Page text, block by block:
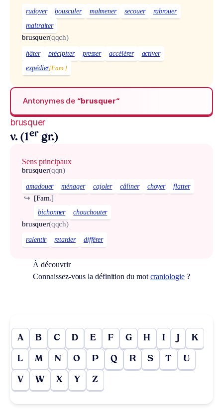
rudoyer bousculer malmener secouer
rabrouer
maltraiter
brusquer(qqch)
hâter précipiter presser accélérer
activer
expédier[Fam.]
Antonymes de “brusquer“
brusquer
v. (1er gr.)
Sens principaux
brusquer(qqn)
amadouer ménager cajoler câliner choyer flatter
[Fam.]
↪
bichonner chouchouter
brusquer(qqch)
ralentir retarder différer
À découvrir
Connaissez-vous la définition du motcraniologie?
A B C D E F G H I J K
L M N O P Q R S T U
V W X Y Z